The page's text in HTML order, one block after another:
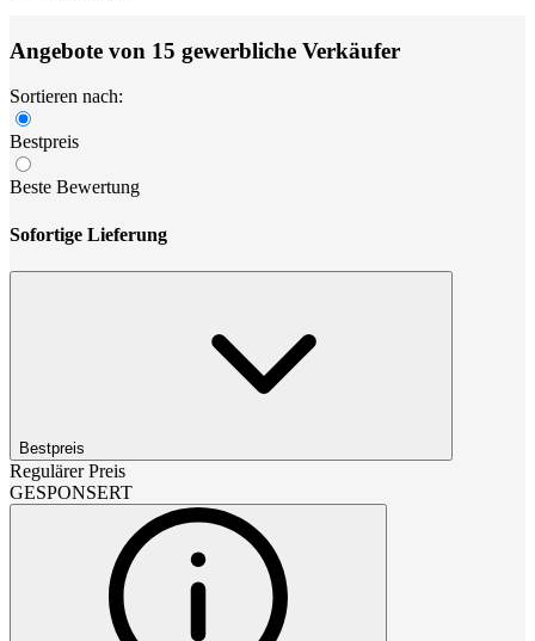
Angebote von 15 gewerbliche Verkäufer
Sortieren nach:
Bestpreis
Beste Bewertung
Sofortige Lieferung
Bestpreis
Regulärer Preis
GESPONSERT